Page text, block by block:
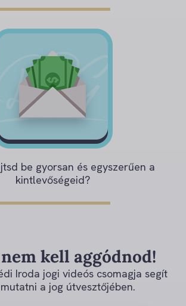
be gyorsan és egyszerűen a
kintlevőségeid?
kell aggódnod!
Iroda jogi videós csomagja segít
a jog útvesztőjében.